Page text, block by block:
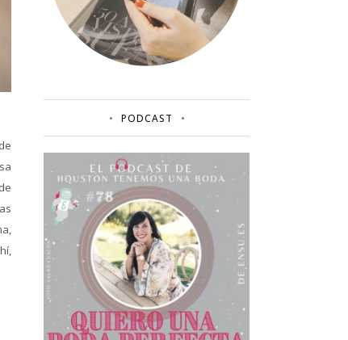
PODCAST